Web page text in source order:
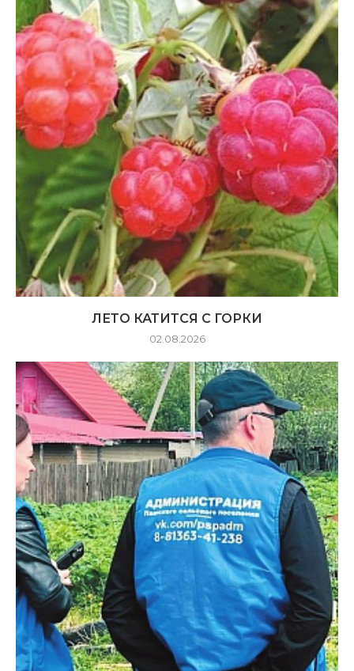
ЛЕТО КАТИТСЯ С ГОРКИ
02.08.2026